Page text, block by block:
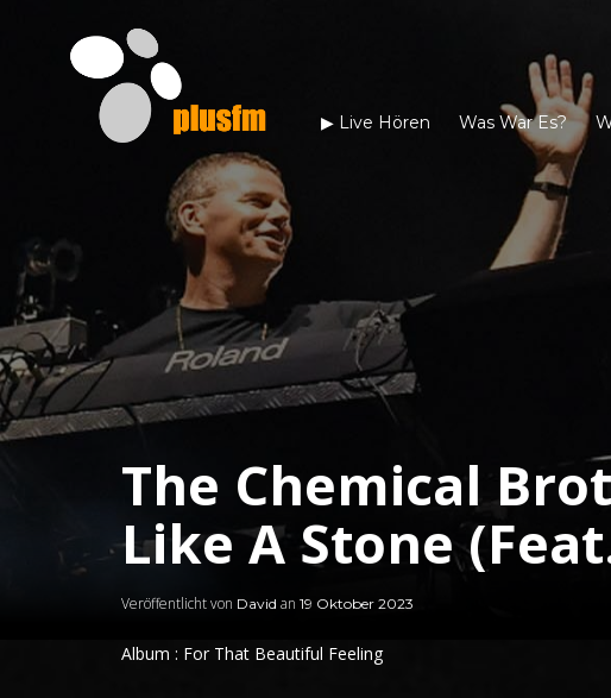
▶︎ Live Hören Was War Es?
The Chemical
Like A Stone
Veröffentlicht von David an 19 Oktober 2023
Album : For That Beautiful Feeling